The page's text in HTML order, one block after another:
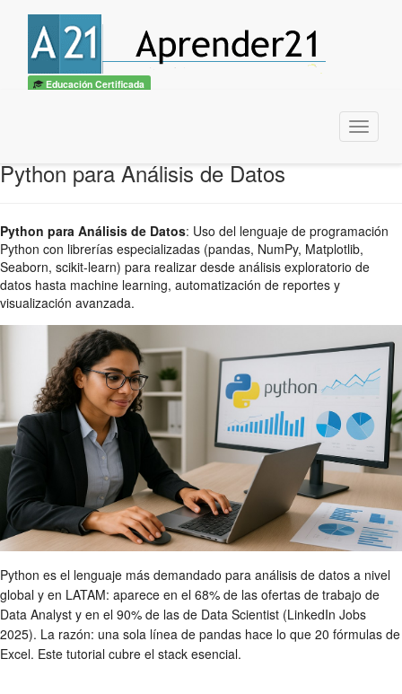
Educación Certificada
Menu
Python para Análisis de Datos
Python para Análisis de Datos: Uso del lenguaje de programación
Python con librerías especializadas (pandas, NumPy, Matplotlib,
Seaborn, scikit-learn) para realizar desde análisis exploratorio de
datos hasta machine learning, automatización de reportes y
visualización avanzada.
Python es el lenguaje más demandado para análisis de datos a nivel
global y en LATAM: aparece en el 68% de las ofertas de trabajo de
Data Analyst y en el 90% de las de Data Scientist (LinkedIn Jobs
2025). La razón: una sola línea de pandas hace lo que 20 fórmulas de
Excel. Este tutorial cubre el stack esencial.